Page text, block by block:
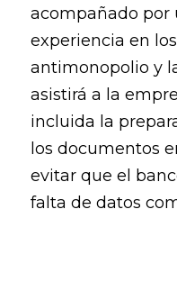
acompañado por
experiencia en
antimonopolio y
asistirá a la
incluida la
los documentos
evitar que el
falta de datos